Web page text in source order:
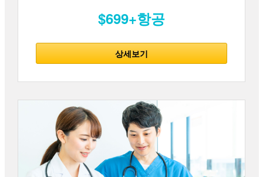
$699+항공
상세보기